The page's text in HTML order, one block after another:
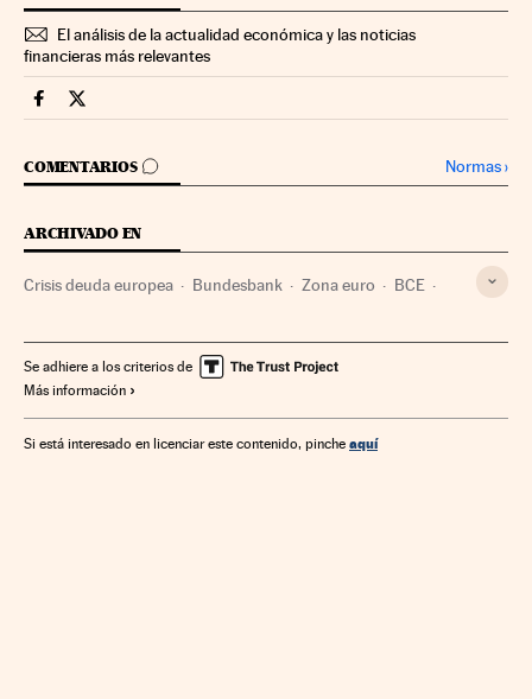
El análisis de la actualidad económica y las noticias
financieras más relevantes
Mercados Financieros Cinco Días en Facebook
Mercados Financieros Cinco Días en Twitter
COMENTARIOS
IR A LOS COMENTARIOS Normas›
ARCHIVADO EN
Crisis deuda europea Bundesbank Zona euro BCE
Unión Europea Economía
Organizaciones internacionales
Banca Mercados financieros Finanzas
Se adhiere a los criterios de
Más información
Si está interesado en licenciar este contenido, pinche aquí